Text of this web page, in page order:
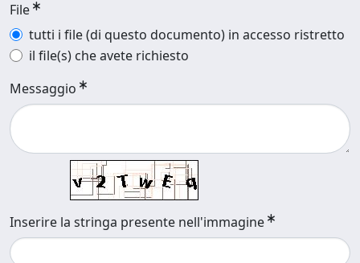
File
tutti i file (di questo documento) in accesso ristretto
il file(s) che avete richiesto
Messaggio
Inserire la stringa presente nell'immagine